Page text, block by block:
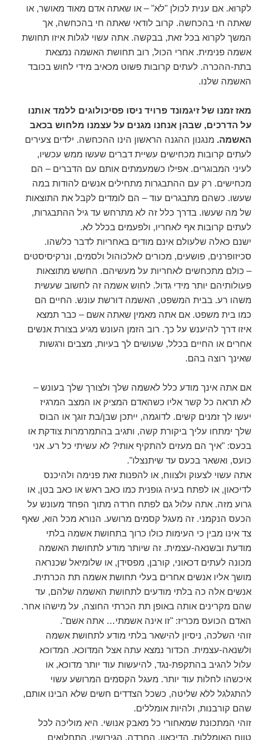
לקרוא. אם ענית לכולן "לא" – או שאתה אדם מאוד מאושר, או
שאתה חי בהכחשה. קרוב לודאי שאתה חי בהכחשה, אך
המשך לקרוא בכל זאת, בבקשה. אתה עשוי לגלות איזו תחושת
אשמה פנימית. אחרי הכול, רוב תחושת האשמה נמצאת
בתת-ההכרה. לעתים קרובות פשוט מכאיב מידי לחוש בכובד
האשמה שלנו.
מאז זמנו של זיגמונד פרויד ניסו פסיכולוגים ללמד אותנו
על הדרכים, שבהן אנחנו מגנים על עצמנו מלחוש בכאב
האשמה. מנגנון ההגנה הראשון הינו ההכחשה. ילדים צעירים
לעתים קרובות מכחישים עשיית דברים שעשו ממש עכשיו,
לעיני המבוגרים. אפילו כשמעמתים אותם עם הדברים – הם
מכחישים. רק עם ההתבגרות מתחילים אנשים להודות במה
שעשו. כשהם מתבגרים עוד – הם לומדים לקבל את התוצאות
של מה שעשו. בדרך כלל זה לא מתרחש עד גיל ההתבגרות,
לעתים קרובות אף לאחריו, ולפעמים בכלל לא.
ישנם כאלה שלעולם אינם מודים באחריות לדבר כלשהו.
סכיזופרנים, פושעים, מכורים לאלכוהול ולסמים, ונרקיסיסטים
– כולם מתכחשים לאחריות על מעשיהם. החשש מתוצאות
פעולותיהם יותר מידי גדול. לחוש אשמה זה לחשוב שעשית
משהו רע. בבית המשפט, האשמה דורשת עונש. החיים הם
כמו בית משפט. אם אתה מאמין שאתה אשם – כבר תמצא
איזו דרך להיענש על כך. רוב הזמן העונש מגיע בצורת אנשים
אחרים או החיים בכלל, שעושים לך בעיות, מצבים ורגשות
שאינך רוצה בהם.
אם אתה אינך מודע כלל לאשמה שלך ולצורך שלך בעונש –
לא תראה כל קשר אליו כשהאדם המציק או המצב המרגיז
יעשו לך זמנים קשים. לדוגמה, ייתכן שבן/בת זוגך או הבוס
שלך ימתחו עליך ביקורת קשה, ותגיב בהתמרמרות צודקת או
בכעס: "איך הם מעזים להתקיף אותי? לא עשיתי כל רע. אני
כועס, ואשאר בכעס עד שיתנצלו".
אתה עשוי לצעוק ולצווח, או להפנות זאת פנימה ולהיכנס
לדיכאון, או לפתח בעיה גופנית כמו כאב ראש או כאב בטן, או
גרוע מזה. אתה עלול גם לפתח חרדה מתוך הפחד מעונש על
הכעס הנקמני. זה מעגל קסמים מרושע. הנורא מכל הוא, שאף
צד אינו מבין כי העימות כולו כרוך בתחושת אשמה בלתי
מודעת ובשנאה-עצמית. זה שיותר מודע לתחושת האשמה
מכונה לעתים דכאוני, קורבן, מפסידן, או שלומיאל שכנראה
מושך אליו אנשים אחרים בעלי תחושת אשמה תת הכרתית.
אנשים אלה כה בלתי מודעים לתחושת האשמה שלהם, עד
שהם מקרינים אותה באופן תת הכרתי החוצה, על מישהו אחר.
האדם הכועס מכריז: "זו אינה אשמתי… אתה אשם".
זוהי השלכה, ניסיון להישאר בלתי מודע לתחושת אשמה
ולשנאה-עצמית. הכדור נמצא עתה אצל המדוכא. המדוכא
עלול להגיב בהתקפת-נגד, להיעשות עוד יותר מדוכא, או
איכשהו לחלות עוד יותר. מעגל הקסמים המרושע עשוי
להתגלגל ללא שליטה, כשכל הצדדים חשים שלא הבינו אותם,
שהם קורבנות, ולהיות אומללים.
זוהי המתכונת שמאחורי כל מאבק אנושי. היא מוליכה לכל
טווח האומללות, הדיכאון, החרדה, הגירושין, התחלואים